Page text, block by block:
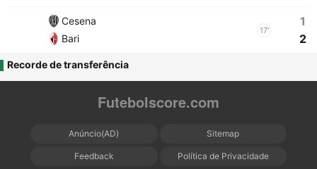
Cesena
Bari
17'
1
2
Recorde de transferência
Futebolscore.com
Anúncio(AD) Sitemap
Feedback Política de Privacidade